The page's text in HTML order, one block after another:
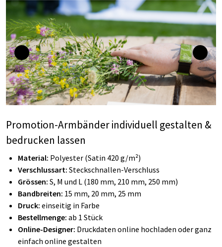
Promotion-Armbänder individuell gestalten &
bedrucken lassen
Material: Polyester (Satin 420 g/m²)
Verschlussart: Steckschnallen-Verschluss
Grössen: S, M und L (180 mm, 210 mm, 250 mm)
Bandbreiten: 15 mm, 20 mm, 25 mm
Druck: einseitig in Farbe
Bestellmenge: ab 1 Stück
Online-Designer: Druckdaten online hochladen oder ganz
einfach online gestalten